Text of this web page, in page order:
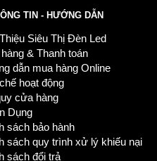
TIN - HƯỚNG DẪN
Siêu Thị Đèn Led
& Thanh toán
dẫn mua hàng Online
hoạt động
cửa hàng
Dụng
sách bảo hành
sách quy trình xử lý khiếu nại
sách đổi trả